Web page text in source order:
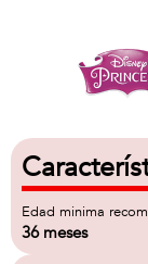
Edad minima
36 meses